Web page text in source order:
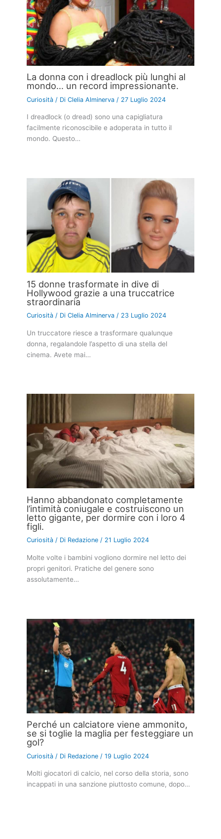
La donna con i dreadlock più lunghi al
mondo… un record impressionante.
Curiosità / DiClelia Alminerva / 27 Luglio 2024
I dreadlock (o dread) sono una capigliatura
facilmente riconoscibile e adoperata in tutto il
mondo. Questo…
15 donne trasformate in dive di
Hollywood grazie a una truccatrice
straordinaria
Curiosità / DiClelia Alminerva / 23 Luglio 2024
Un truccatore riesce a trasformare qualunque
donna, regalandole l’aspetto di una stella del
cinema. Avete mai…
Hanno abbandonato completamente
l’intimità coniugale e costruiscono un
letto gigante, per dormire con i loro 4
figli.
Curiosità / Di Redazione/ 21 Luglio 2024
Molte volte i bambini vogliono dormire nel letto dei
propri genitori. Pratiche del genere sono
assolutamente…
Perché un calciatore viene ammonito,
se si toglie la maglia per festeggiare un
gol?
Curiosità / Di Redazione /19 Luglio 2024
Molti giocatori di calcio, nel corso della storia, sono
incappati in una sanzione piuttosto comune, dopo…